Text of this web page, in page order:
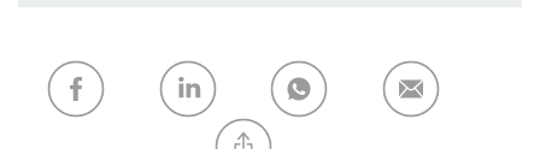
Meine Liste (0) HINZUFÜGEN
NEUE LISTE ERSTELLEN